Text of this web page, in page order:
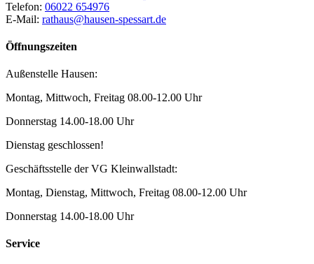
Telefon: 06022 654976
E-Mail: rathaus@hausen-spessart.de
Öffnungszeiten
Außenstelle Hausen:
Montag, Mittwoch, Freitag 08.00-12.00 Uhr
Donnerstag 14.00-18.00 Uhr
Dienstag geschlossen!
Geschäftsstelle der VG Kleinwallstadt:
Montag, Dienstag, Mittwoch, Freitag 08.00-12.00 Uhr
Donnerstag 14.00-18.00 Uhr
Service